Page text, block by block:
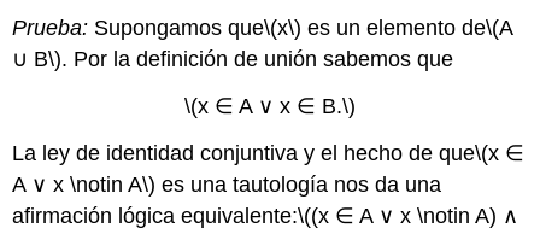
Prueba: Supongamos que\(x\) es un elemento de\(A
∪ B\). Por la definición de unión sabemos que
\(x ∈ A ∨ x ∈ B.\)
La ley de identidad conjuntiva y el hecho de que\(x ∈
A ∨ x \notin A\) es una tautología nos da una
afirmación lógica equivalente:\((x ∈ A ∨ x \notin A) ∧